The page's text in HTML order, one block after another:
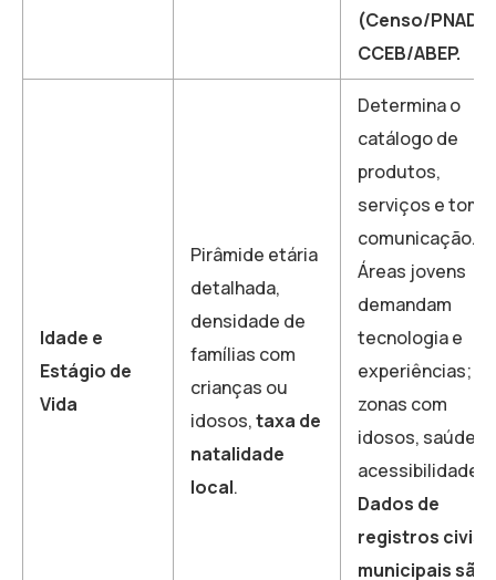
(Censo/PNAD)
CCEB/ABEP.
Idade e
Estágio de
Vida
Pirâmide etária
detalhada,
densidade de
famílias com
crianças ou
idosos,taxa de
natalidade
local.
Determina o
catálogo de
produtos,
serviços e tom
comunicação.
Áreas jovens
demandam
tecnologia e
experiências;
zonas com
idosos, saúde e
acessibilidade.
Dados de
registros civis
municipais são